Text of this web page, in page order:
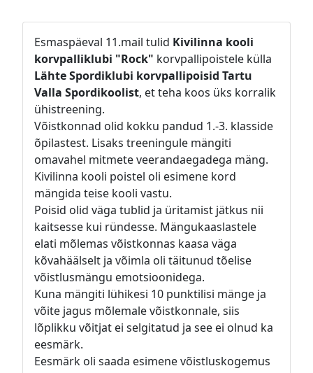
Esmaspäeval 11.mail tulid Kivilinna kooli
korvpalliklubi "Rock" korvpallipoistele külla
Lähte Spordiklubi korvpallipoisid Tartu
Valla Spordikoolist, et teha koos üks korralik
ühistreening.
Võistkonnad olid kokku pandud 1.-3. klasside
õpilastest. Lisaks treeningule mängiti
omavahel mitmete veerandaegadega mäng.
Kivilinna kooli poistel oli esimene kord
mängida teise kooli vastu.
Poisid olid väga tublid ja üritamist jätkus nii
kaitsesse kui ründesse. Mängukaaslastele
elati mõlemas võistkonnas kaasa väga
kõvahäälselt ja võimla oli täitunud tõelise
võistlusmängu emotsioonidega.
Kuna mängiti lühikesi 10 punktilisi mänge ja
võite jagus mõlemale võistkonnale, siis
lõplikku võitjat ei selgitatud ja see ei olnud ka
eesmärk.
Eesmärk oli saada esimene võistluskogemus